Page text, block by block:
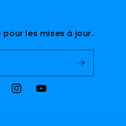
les mises à jour.
InstagramYouTube